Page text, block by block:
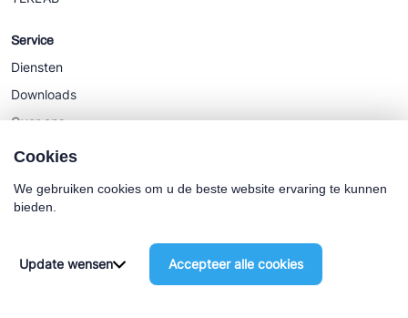
Service
Diensten
Downloads
Over ons
Nieuws
Algemene Voorwaarden
Cookies
We gebruiken cookies om u de beste website ervaring te kunnen
bieden.
Update wensen Accepteer alle cookies